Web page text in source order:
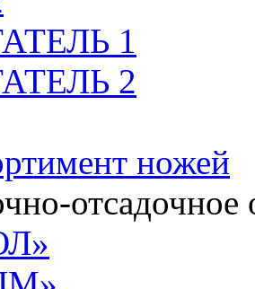
1
2
ножей
отсадочное